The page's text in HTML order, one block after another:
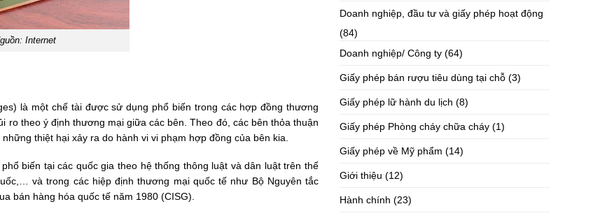
Internet
là một chế tài được sử dụng phổ biến trong các hợp đồng thương
ro theo ý định thương mại giữa các bên. Theo đó, các bên thỏa thuận
thiệt hại xảy ra do hành vi vi phạm hợp đồng của bên kia.
biến tại các quốc gia theo hệ thống thông luật và dân luật trên thế
và trong các hiệp định thương mại quốc tế như Bộ Nguyên tắc
bán hàng hóa quốc tế năm 1980 (CISG).
Doanh nghiệp, đầu tư và giấy phép hoạt động
(84)
Doanh nghiệp/ Công ty (64)
Giấy phép bán rượu tiêu dùng tại chỗ (3)
Giấy phép lữ hành du lịch (8)
Giấy phép Phòng cháy chữa cháy (1)
Giấy phép về Mỹ phẩm (14)
Giới thiệu (12)
Hành chính (23)